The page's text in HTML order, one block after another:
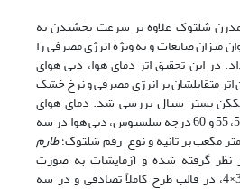
شلتوک علاوه بر سرعت بخشیدن به
میزان ضایعات و به ویژه انرژی مصرفی را
در این تحقیق اثر دمای هوا، دبی هوای
متقابلشان بر انرژی مصرفی و نرخ خشک
بستر سیال بررسی شد. دمای هوای
ورودی در چهار سطح 45، 50، 55 و 60 درجه سلسیوس، دبی هوا در سه
طارم
نظر گرفته شده و آزمایشات به صورت
فاکتوریل سه فاکتوره 3×3×4، در قالب طرح کاملاً تصادفی و در سه